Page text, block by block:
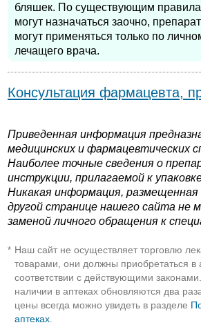
бляшек. По существующим
могут назначаться заочно,
могут применяться только по
лечащего врача.
Консультация фармацевта,
Приведенная информация
медицинских и фармацевтических
Наиболее точные сведения о
инструкции, прилагаемой к
Никакая информация,
другой странице нашего сайта не
заменой личного обращения к
* Наш сайт не осуществляет торговлю
товарами, они должны приобретаться в
соответствии с действующими
наличии в аптеках обновляются два
цены всегда можно увидеть в разделе
аптеках